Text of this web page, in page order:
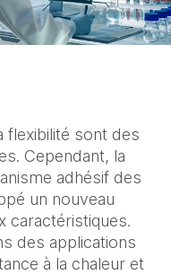
flexibilité sont des
Cependant, la
adhésif des
un nouveau
caractéristiques.
des applications
à la chaleur et